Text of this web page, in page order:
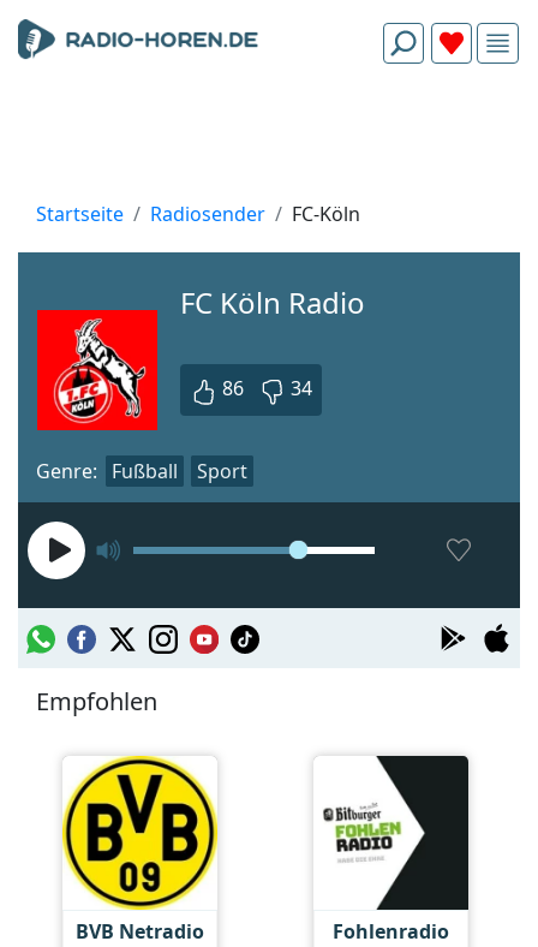
Startseite Radiosender FC-Köln
FC Köln Radio
86 34
Genre: Fußball Sport
Empfohlen
BVB Netradio Fohlenradio